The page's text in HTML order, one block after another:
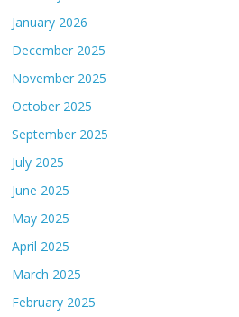
January 2026
December 2025
November 2025
October 2025
September 2025
July 2025
June 2025
May 2025
April 2025
March 2025
February 2025